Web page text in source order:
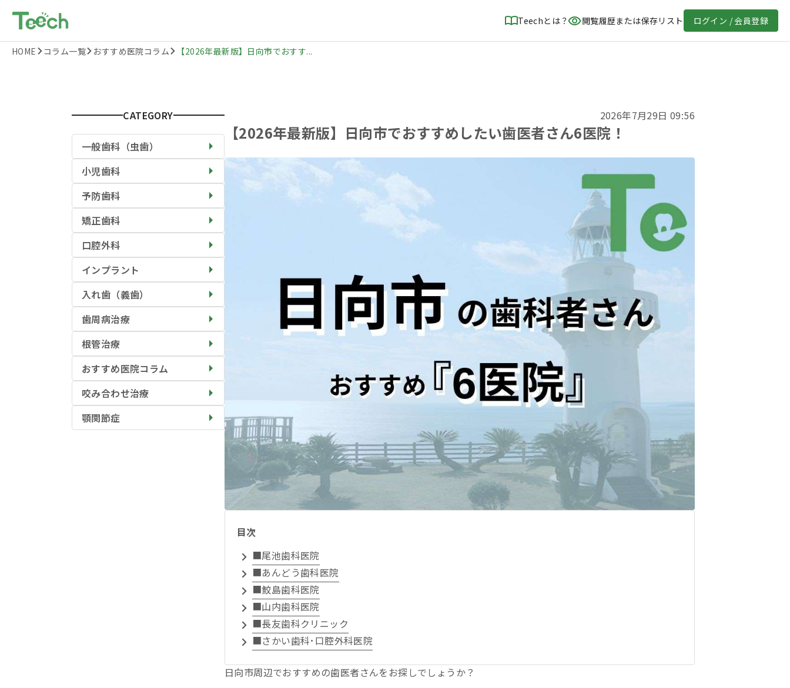
Teechとは？ 閲覧履歴または保存リスト ログイン / 会員登録
HOME コラム一覧 おすすめ医院コラム 【2026年最新版】日向市でおすす...
CATEGORY
一般歯科（虫歯）
小児歯科
予防歯科
矯正歯科
口腔外科
インプラント
入れ歯（義歯）
歯周病治療
根管治療
おすすめ医院コラム
咬み合わせ治療
顎関節症
2026年7月29日 09:56
【2026年最新版】日向市でおすすめしたい歯医者さん6医院！
目次
■尾池歯科医院
■あんどう歯科医院
■鮫島歯科医院
■山内歯科医院
■長友歯科クリニック
■さかい歯科･口腔外科医院
日向市周辺でおすすめの歯医者さんをお探しでしょうか？